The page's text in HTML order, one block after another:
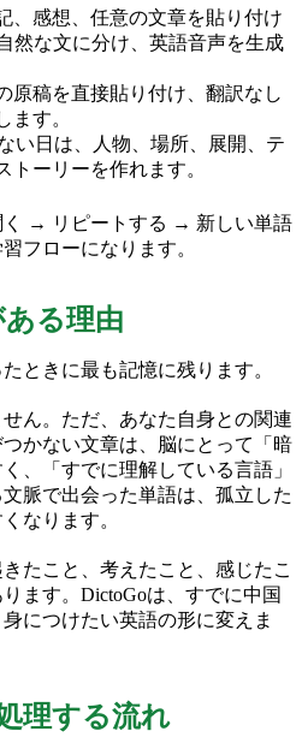
、感想、任意の文章を貼り付け
然な文に分け、英語音声を生成
原稿を直接貼り付け、翻訳なし
ます。
い日は、人物、場所、展開、テ
トーリーを作れます。
く → リピートする → 新しい単語
フローになります。
る理由
ときに最も記憶に残ります。
ん。ただ、あなた自身との関連
かない文章は、脳にとって「暗
、「すでに理解している言語」
脈で出会った単語は、孤立した
なります。
たこと、考えたこと、感じたこ
ます。DictoGoは、すでに中国
につけたい英語の形に変えま
理する流れ